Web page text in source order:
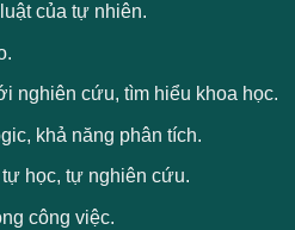
của tự nhiên.
nghiên cứu, tìm hiểu khoa học.
khả năng phân tích.
học, tự nghiên cứu.
công việc.